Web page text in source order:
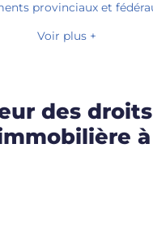
provinciaux et
Voir plus +
des
à